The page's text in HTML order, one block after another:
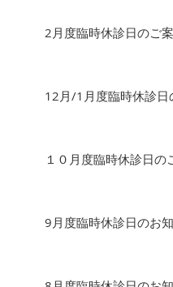
2月度臨時休診日のご
12月/1月度臨時休診
１０月度臨時休診日の
9月度臨時休診日のお